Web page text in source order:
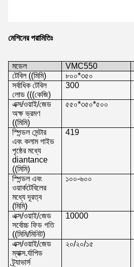
মেশিনের পরামিতিঃ
মডেল VMC550
টেবিল ((মিমি)
৮০০*৩৫০
সর্বাধিক টেবিল
লোড (((কেজি)
300
এক্স/ওয়াই/জেড
অক্ষ ভ্রমণ
((মিমি)
৫৫০*৩৫০*৫০০
স্পিন্ডল সেন্টার
এবং কলাম গাইড
পৃষ্ঠের মধ্যে
diantance
((মিমি)
419
স্পিন্ডল এবং
ওয়ার্কটেবিলের
মধ্যে দূরত্ব
(মিমি)
১০০-৬০০
এক্স/ওয়াই/জেড
সর্বোচ্চ ফিড গতি
((মিমি/মিনিট)
10000
এক্স/ওয়াই/জেড
ম্যাক্স.র্যাপিড
ট্র্যাভার্স
২০/২০/১৫